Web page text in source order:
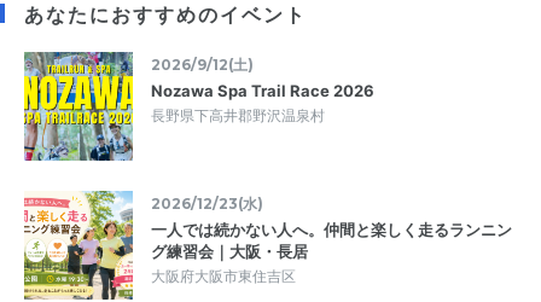
あなたにおすすめのイベント
2026/9/12(土)
Nozawa Spa Trail Race 2026
長野県下高井郡野沢温泉村
2026/12/23(水)
一人では続かない人へ。仲間と楽しく走るランニン
グ練習会｜大阪・長居
大阪府大阪市東住吉区